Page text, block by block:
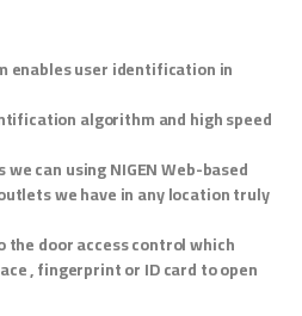
enables user identification in
algorithm and high speed
can using NIGEN Web-based
we have in any location truly
the door access control which
, fingerprint or ID card to open